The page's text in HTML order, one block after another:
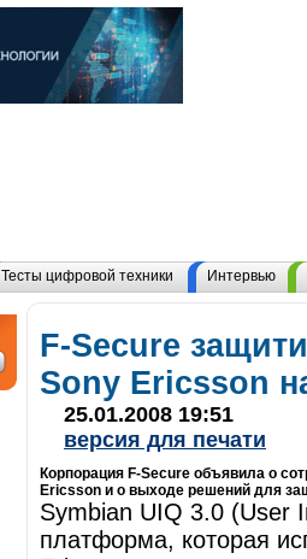
Тесты цифровой техники Интервью
F-Secure
Sony Ericsson
25.01.2008 19:51
версия для печати
Корпорация F-Secure объявила о
Ericsson и о выходе решений для
Symbian UIQ 3.0 (User
платформа, которая